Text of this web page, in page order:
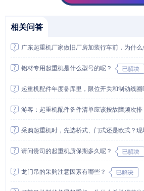
相关问答
广东起重机厂家做旧厂房加装行车前，为什么总
铝材专用起重机是什么型号的呢？
起重机配件年度备库里，限位开关和制动线
游客：起重机配件备件清单应该按故障频次排，
采购起重机时，先选桥式、门式还是欧式？现
请问贵司的起重机质保期多久呢？
龙门吊的采购注意因素有哪些？